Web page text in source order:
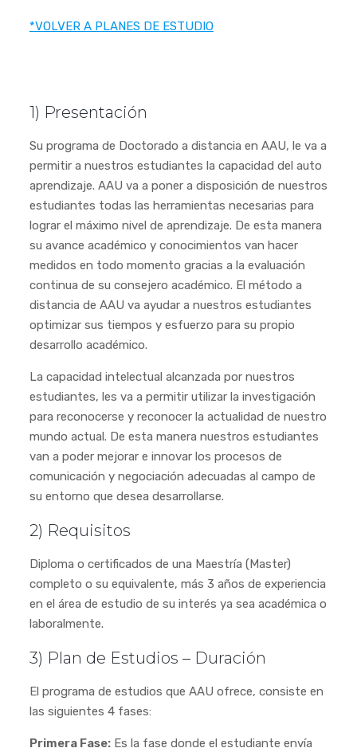
*VOLVER A PLANES DE ESTUDIO
1) Presentación
Su programa de Doctorado a distancia en AAU, le va a
permitir a nuestros estudiantes la capacidad del auto
aprendizaje. AAU va a poner a disposición de nuestros
estudiantes todas las herramientas necesarias para
lograr el máximo nivel de aprendizaje. De esta manera
su avance académico y conocimientos van hacer
medidos en todo momento gracias a la evaluación
continua de su consejero académico. El método a
distancia de AAU va ayudar a nuestros estudiantes
optimizar sus tiempos y esfuerzo para su propio
desarrollo académico.
La capacidad intelectual alcanzada por nuestros
estudiantes, les va a permitir utilizar la investigación
para reconocerse y reconocer la actualidad de nuestro
mundo actual. De esta manera nuestros estudiantes
van a poder mejorar e innovar los procesos de
comunicación y negociación adecuadas al campo de
su entorno que desea desarrollarse.
2) Requisitos
Diploma o certificados de una Maestría (Master)
completo o su equivalente, más 3 años de experiencia
en el área de estudio de su interés ya sea académica o
laboralmente.
3) Plan de Estudios – Duración
El programa de estudios que AAU ofrece, consiste en
las siguientes 4 fases:
Primera Fase:Es la fase donde el estudiante envía